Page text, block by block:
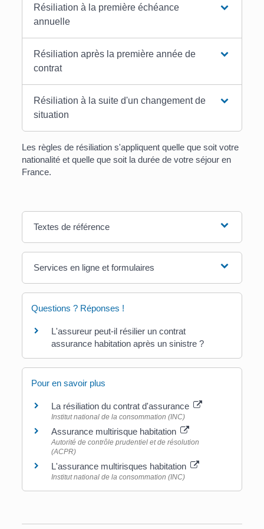
Résiliation à la première échéance
annuelle
Résiliation après la première année de
contrat
Résiliation à la suite d'un changement de
situation
Les règles de résiliation s'appliquent quelle que soit votre
nationalité et quelle que soit la durée de votre séjour en
France.
Textes de référence
Services en ligne et formulaires
Questions ? Réponses !
L'assureur peut-il résilier un contrat
assurance habitation après un sinistre ?
Pour en savoir plus
La résiliation du contrat d'assurance
Institut national de la consommation (INC)
Assurance multirisque habitation
Autorité de contrôle prudentiel et de résolution
(ACPR)
L'assurance multirisques habitation
Institut national de la consommation (INC)